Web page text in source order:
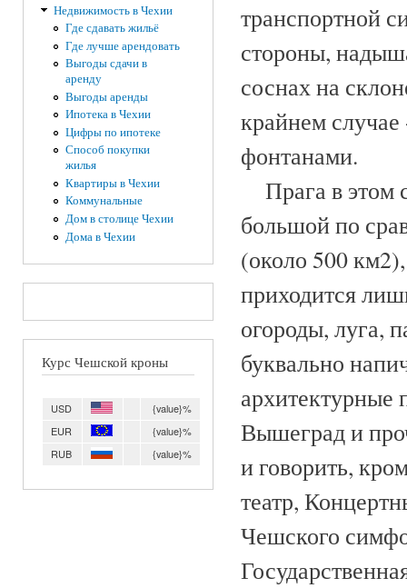
Недвижимость в Чехии
Где сдавать жильё
Где лучше арендовать
Выгоды сдачи в
аренду
Выгоды аренды
Ипотека в Чехии
Цифры по ипотеке
Способ покупки
жилья
Квартиры в Чехии
Коммунальные
Дом в столице Чехии
Дома в Чехии
Курс Чешской кроны
USD
{value}%
EUR
{value}%
RUB
{value}%
транспортной
стороны,
соснах на
крайнем
фонтанами.
Прага в этом
большой по
(около 500
приходится
огороды, луга,
буквально
архитектурные
Вышеград и
и говорить,
театр,
Чешского